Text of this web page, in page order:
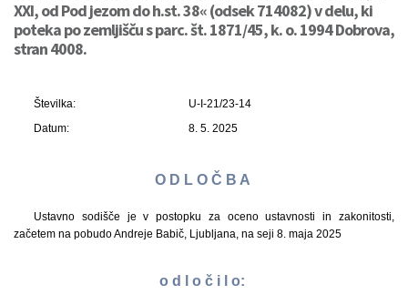
XXI, od Pod jezom do h.st. 38« (odsek 714082) v delu, ki
poteka po zemljišču s parc. št. 1871/45, k. o. 1994 Dobrova,
stran 4008.
Številka:
U-I-21/23-14
Datum:
8. 5. 2025
O D L O Č B A
Ustavno sodišče je v postopku za oceno ustavnosti in zakonitosti,
začetem na pobudo Andreje Babič, Ljubljana, na seji 8. maja 2025
o d l o č i l o: